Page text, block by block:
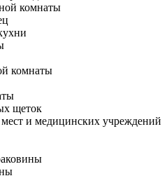
комнаты
комнаты
щеток
и медицинских учреждений